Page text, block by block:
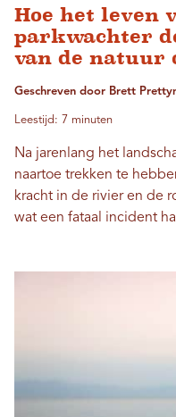
Hoe het leven
parkwachter
van de natuur
Geschreven door Brett
Leestijd: 7 minuten
Na jarenlang het
naartoe trekken te
kracht in de rivier en de
wat een fataal incident